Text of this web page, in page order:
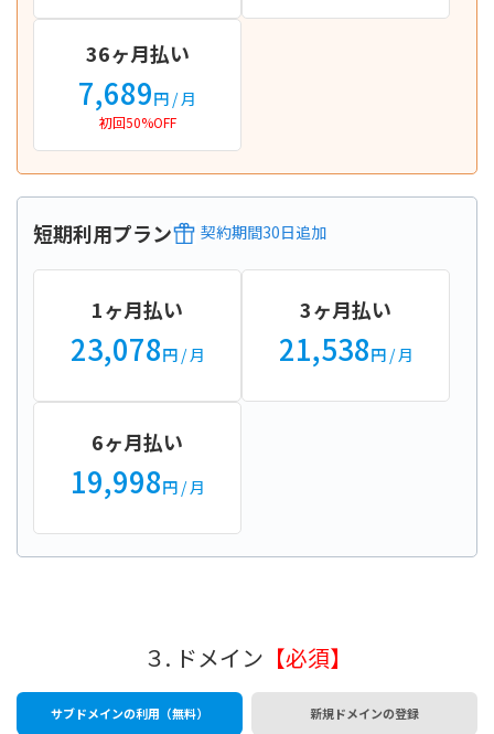
36ヶ月払い
7,689円 / 月
初回50%OFF
短期利用プラン 契約期間30日追加
1ヶ月払い
23,078円/ 月
3ヶ月払い
21,538円/ 月
6ヶ月払い
19,998円/ 月
３. ドメイン 【必須】
サブドメインの利用（無料） 新規ドメインの登録